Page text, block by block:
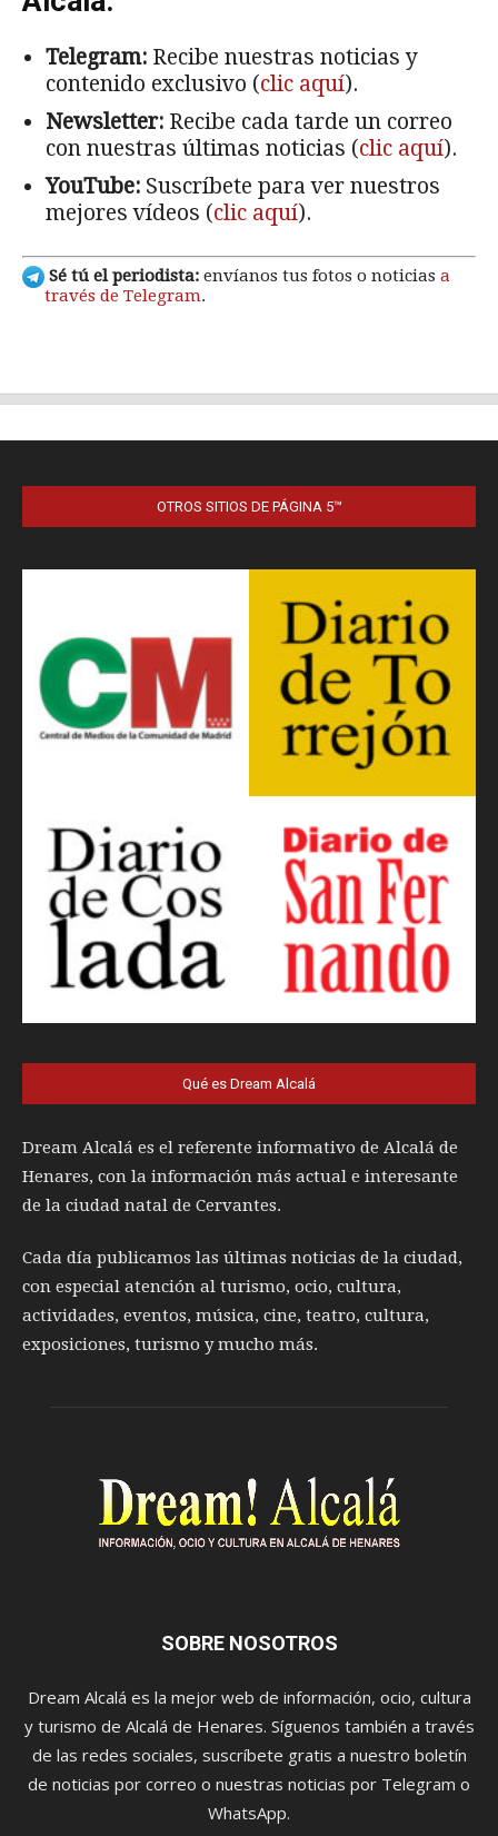
OTROS SITIOS DE PÁGINA 5™
Qué es Dream Alcalá
Dream Alcalá es el referente informativo de Alcalá de
Henares, con la información más actual e interesante
de la ciudad natal de Cervantes.
Cada día publicamos las últimas noticias de la ciudad,
con especial atención al turismo, ocio, cultura,
actividades, eventos, música, cine, teatro, cultura,
exposiciones, turismo y mucho más.
SOBRE NOSOTROS
Dream Alcalá es la mejor web de información, ocio, cultura
y turismo de Alcalá de Henares. Síguenos también a través
de las redes sociales, suscríbete gratis a nuestro boletín
de noticias por correo o nuestras noticias por Telegram o
WhatsApp.